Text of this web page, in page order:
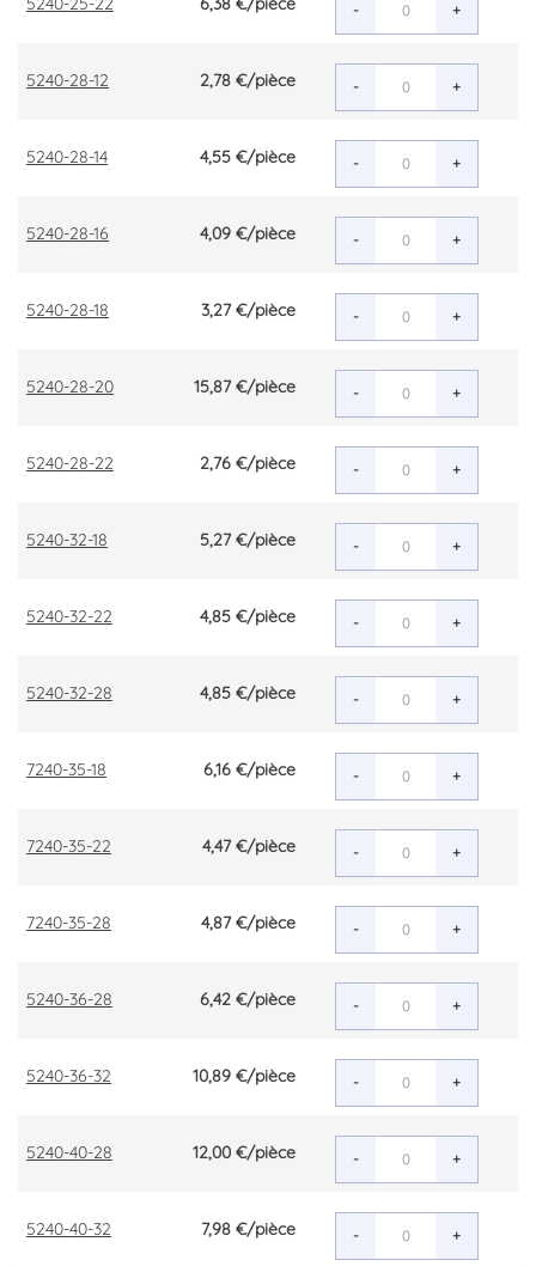
- +
5240-28-12 2,78 €/pièce - +
5240-28-14 4,55 €/pièce - +
5240-28-16 4,09 €/pièce - +
5240-28-18 3,27 €/pièce - +
5240-28-20 15,87 €/pièce - +
5240-28-22 2,76 €/pièce - +
5240-32-18 5,27 €/pièce - +
5240-32-22 4,85 €/pièce - +
5240-32-28 4,85 €/pièce - +
7240-35-18 6,16 €/pièce - +
7240-35-22 4,47 €/pièce - +
7240-35-28 4,87 €/pièce - +
5240-36-28 6,42 €/pièce - +
5240-36-32 10,89 €/pièce - +
5240-40-28 12,00 €/pièce - +
5240-40-32 7,98 €/pièce - +